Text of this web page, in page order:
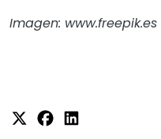
Imagen: www.freepik.es